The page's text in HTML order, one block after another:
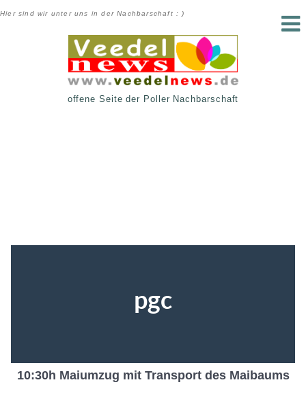
Hier sind wir unter uns in der Nachbarschaft : )
offene Seite der Poller Nachbarschaft
pgc
10:30h Maiumzug mit Transport des Maibaums